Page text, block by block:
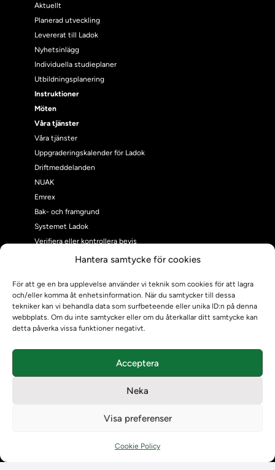
Hantera samtycke för cookies
För att ge en bra upplevelse använder vi teknik som cookies för att lagra
och/eller komma åt enhetsinformation. När du samtycker till dessa
tekniker kan vi behandla data som surfbeteende eller unika ID:n på denna
webbplats. Om du inte samtycker eller om du återkallar ditt samtycke kan
detta påverka vissa funktioner negativt.
Acceptera
Neka
Visa preferenser
Cookie Policy
Aktuellt
Planerad utveckling
Levererat till Ladok
Nyhetsinlägg
Individuella studieplaner
Utbildningsplanering
Instruktioner
Möten
Våra tjänster
Våra tjänster
Uppgraderingskalender för Ladok
Driftmeddelanden
NUAK
Emrex
Bak- och framgrund
Systemet Ladok
Verifiera eller kontrollera bevis
Kontrollera intyg
Om oss
Om Ladokkonsortiet
Ladokkonsortiet internationellt
Vision, strategi och produktplan
Kontaktuppgifter för studenters Ladoksupport